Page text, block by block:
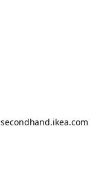
secondhand.ikea.com